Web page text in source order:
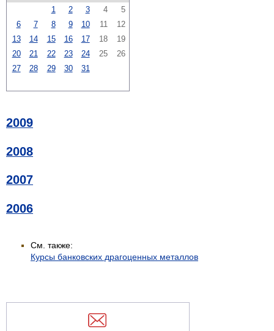
1
2 3 4
5
6
7 8 9 10 11
12
13
14 15 16 17 18
19
20
21 22 23 24 25
26
27
28 29 30 31
2009
2008
2007
2006
См. также:
Курсы банковских драгоценных металлов